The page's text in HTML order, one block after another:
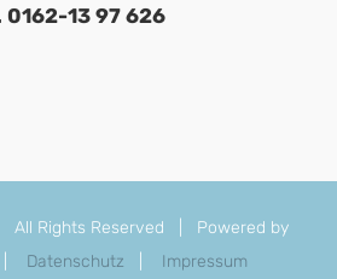
0162-13 97 626
Rights Reserved | Powered by
Datenschutz Impressum